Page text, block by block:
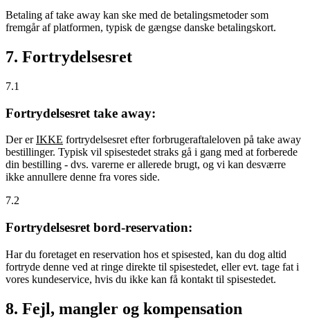
Betaling af take away kan ske med de betalingsmetoder som
fremgår af platformen, typisk de gængse danske betalingskort.
7. Fortrydelsesret
7.1
Fortrydelsesret take away:
Der erIKKE fortrydelsesret efter forbrugeraftaleloven på take away
bestillinger. Typisk vil spisestedet straks gå i gang med at forberede
din bestilling - dvs. varerne er allerede brugt, og vi kan desværre
ikke annullere denne fra vores side.
7.2
Fortrydelsesret bord-reservation:
Har du foretaget en reservation hos et spisested, kan du dog altid
fortryde denne ved at ringe direkte til spisestedet, eller evt. tage fat i
vores kundeservice, hvis du ikke kan få kontakt til spisestedet.
8. Fejl, mangler og kompensation